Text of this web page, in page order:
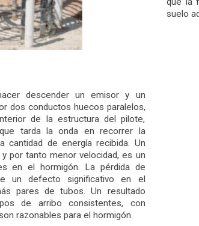
suelo
descender un emisor y un
dos conductos huecos paralelos,
de la estructura del pilote,
tarda la onda en recorrer la
cantidad de energía recibida. Un
por tanto menor velocidad, es un
en el hormigón. La pérdida de
un defecto significativo en el
pares de tubos. Un resultado
de arribo consistentes, con
razonables para el hormigón.